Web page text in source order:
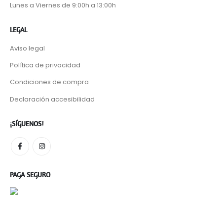
Lunes a Viernes de 9:00h a 13:00h
LEGAL
Aviso legal
Política de privacidad
Condiciones de compra
Declaración accesibilidad
¡SÍGUENOS!
PAGA SEGURO